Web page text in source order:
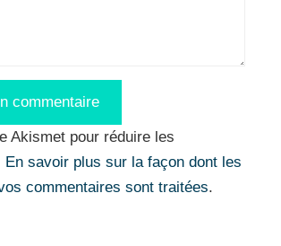
Akismet pour réduire les
En savoir plus sur la façon dont les
commentaires sont traitées.